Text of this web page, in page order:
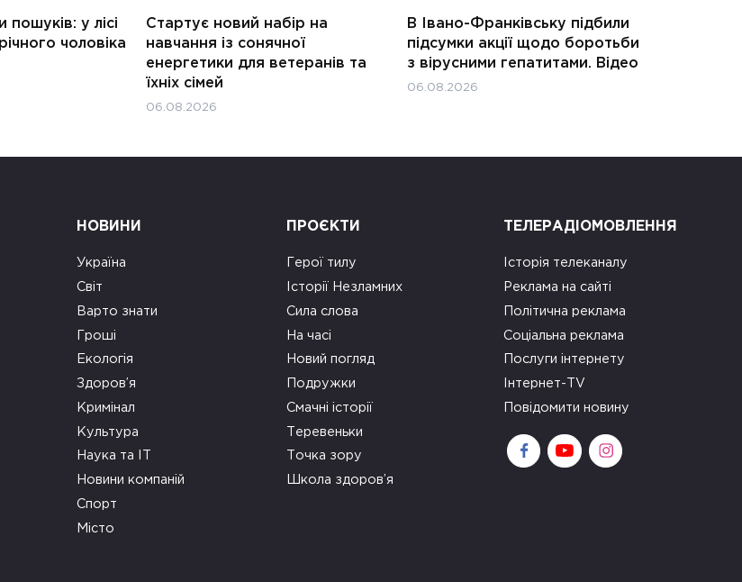
у лісі
чоловіка
Стартує новий набір на
навчання із сонячної
енергетики для ветеранів та
їхніх сімей
06.08.2026
В Івано-Франківську підбили
підсумки акції щодо боротьби
з вірусними гепатитами. Відео
06.08.2026
НОВИНИ
Україна
Світ
Варто знати
Гроші
Екологія
Здоров’я
Кримінал
Культура
Наука та ІТ
Новини компаній
Спорт
Місто
ПРОЄКТИ
Герої тилу
Історії Незламних
Сила слова
На часі
Новий погляд
Подружки
Смачні історії
Теревеньки
Точка зору
Школа здоров’я
ТЕЛЕРАДІОМОВЛЕННЯ
Історія телеканалу
Реклама на сайті
Політична реклама
Соціальна реклама
Послуги інтернету
Інтернет-TV
Повідомити новину